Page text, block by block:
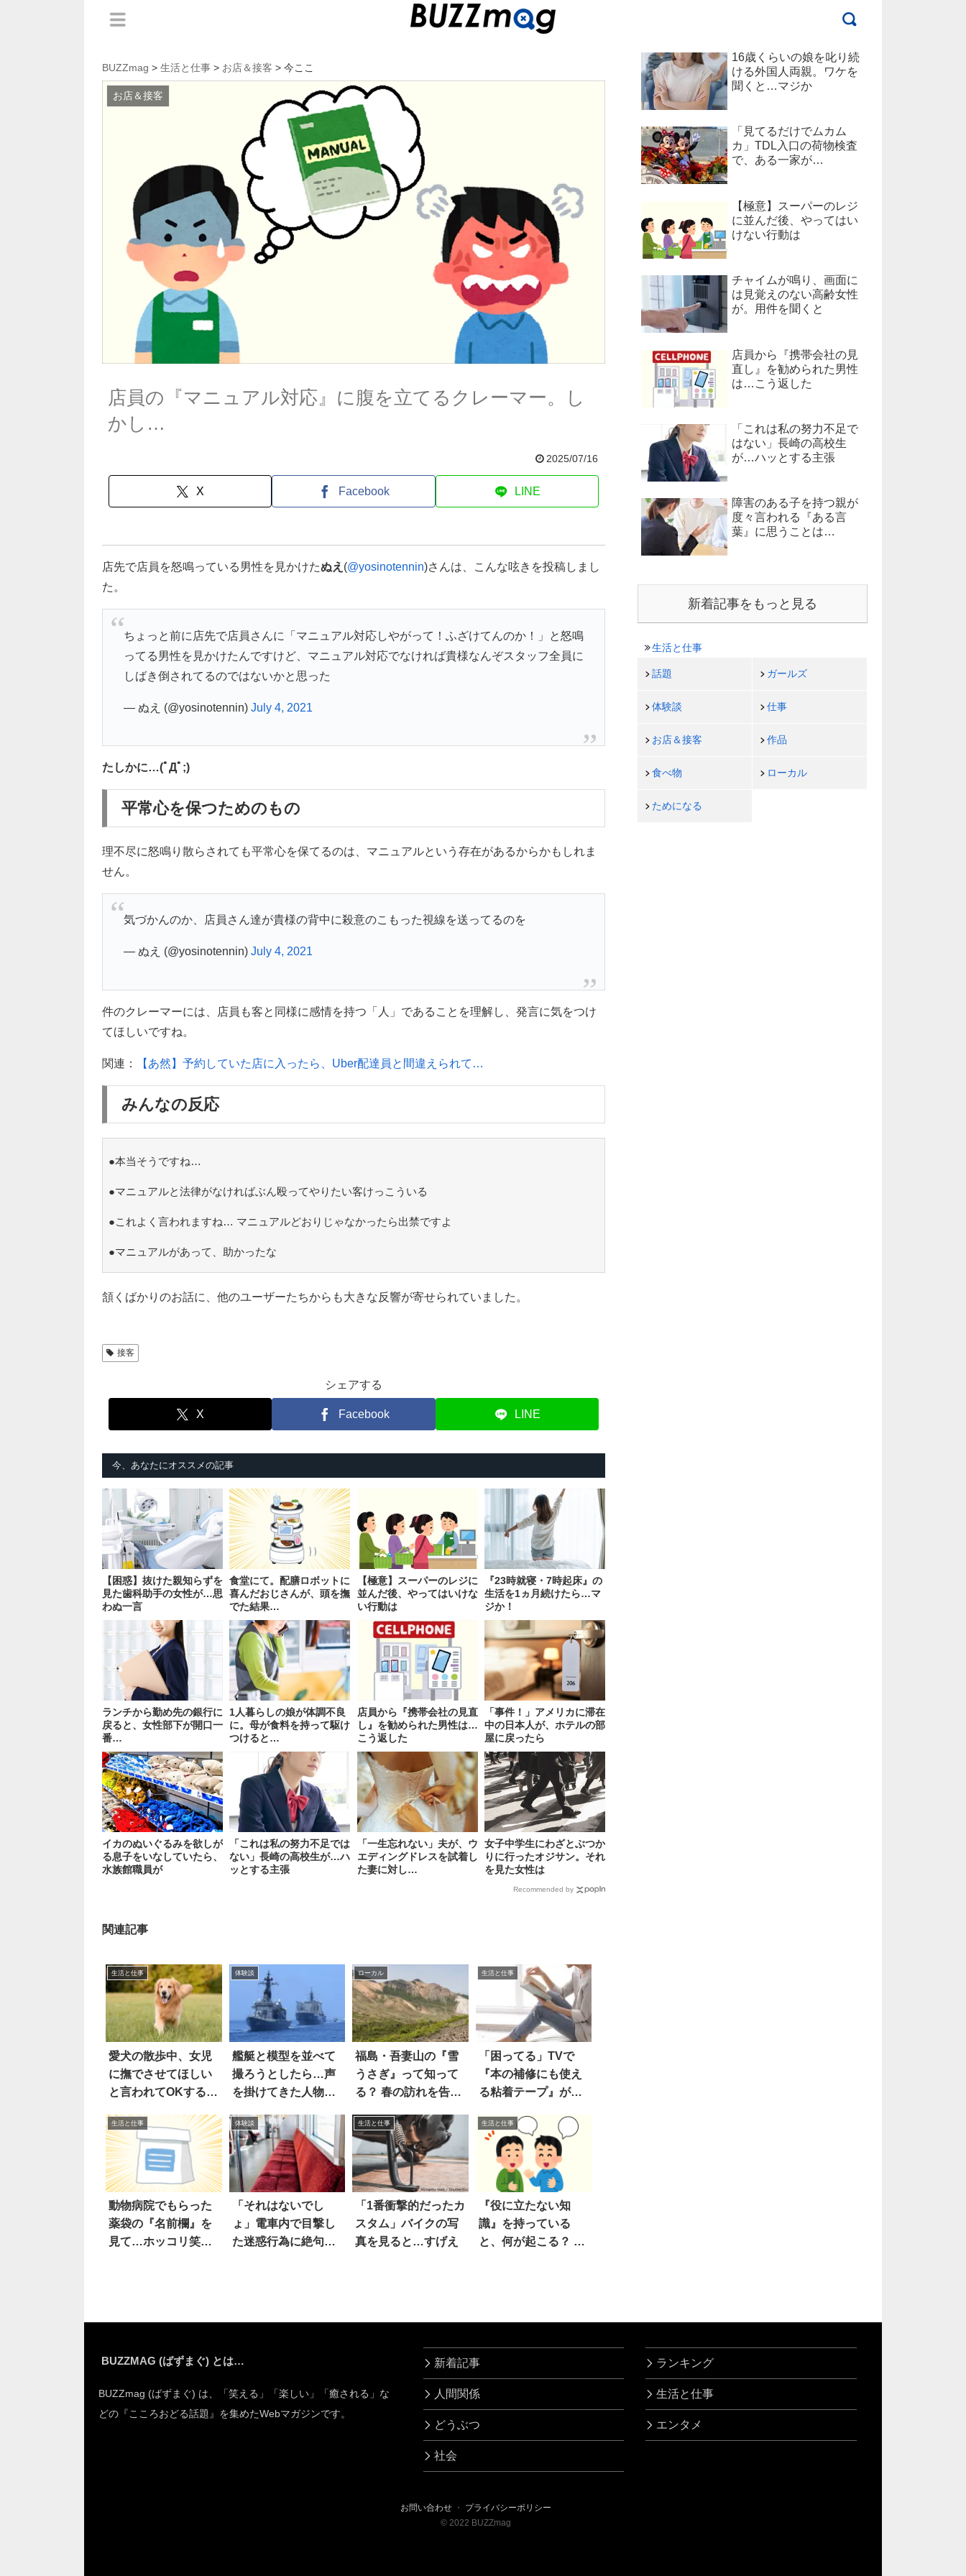
BUZZmag > 生活と仕事 > お店＆接客 > 今ここ
お店＆接客
店員の『マニュアル対応』に腹を立てるクレーマー。し
かし…
2025/07/16
X Facebook LINE
店先で店員を怒鳴っている男性を見かけたぬえ (@yosinotennin)さんは、こんな呟きを投稿しまし
た。
ちょっと前に店先で店員さんに「マニュアル対応しやがって！ふざけてんのか！」と怒鳴
ってる男性を見かけたんですけど、マニュアル対応でなければ貴様なんぞスタッフ全員に
しばき倒されてるのではないかと思った
— ぬえ (@yosinotennin) July 4, 2021
たしかに…(ﾟДﾟ;)
平常心を保つためのもの
理不尽に怒鳴り散らされても平常心を保てるのは、マニュアルという存在があるからかもしれま
せん。
気づかんのか、店員さん達が貴様の背中に殺意のこもった視線を送ってるのを
— ぬえ (@yosinotennin) July 4, 2021
件のクレーマーには、店員も客と同様に感情を持つ「人」であることを理解し、発言に気をつけ
てほしいですね。
関連： 【あ然】予約していた店に入ったら、Uber配達員と間違えられて…
みんなの反応
●本当そうですね…
●マニュアルと法律がなければぶん殴ってやりたい客けっこういる
●これよく言われますね… マニュアルどおりじゃなかったら出禁ですよ
●マニュアルがあって、助かったな
頷くばかりのお話に、他のユーザーたちからも大きな反響が寄せられていました。
接客
シェアする
X Facebook LINE
今、あなたにオススメの記事
【困惑】抜けた親知らずを
見た歯科助手の女性が…思
わぬ一言
食堂にて。配膳ロボットに
喜んだおじさんが、頭を撫
でた結果…
【極意】スーパーのレジに
並んだ後、やってはいけな
い行動は
『23時就寝・7時起床』の
生活を1ヵ月続けたら…マ
ジか！
ランチから勤め先の銀行に
戻ると、女性部下が開口一
番…
1人暮らしの娘が体調不良
に。母が食料を持って駆け
つけると…
店員から『携帯会社の見直
し』を勧められた男性は…
こう返した
「事件！」アメリカに滞在
中の日本人が、ホテルの部
屋に戻ったら
イカのぬいぐるみを欲しが
る息子をいなしていたら、
水族館職員が
「これは私の努力不足では
ない」長崎の高校生が…ハ
ッとする主張
「一生忘れない」夫が、ウ
エディングドレスを試着し
た妻に対し…
女子中学生にわざとぶつか
りに行ったオジサン。それ
を見た女性は
Recommended by
関連記事
生活と仕事
愛犬の散歩中、女児
に撫でさせてほしい
と言われてOKする
体験談
艦艇と模型を並べて
撮ろうとしたら…声
を掛けてきた人物に
ローカル
福島・吾妻山の『雪
うさぎ』って知って
る？ 春の訪れを告げ
話題に
生活と仕事
「困ってる」TVで
『本の補修にも使え
る粘着テープ』が紹
生活と仕事
動物病院でもらった
薬袋の『名前欄』を
見て…ホッコリ笑っ
体験談
「それはないでし
ょ」電車内で目撃し
た迷惑行為に絶句し
生活と仕事
「1番衝撃的だったカ
スタム」バイクの写
真を見ると…すげえ
生活と仕事
『役に立たない知
識』を持っている
と、何が起こる？ あ
16歳くらいの娘を叱り続
ける外国人両親。ワケを
聞くと…マジか
「見てるだけでムカム
カ」TDL入口の荷物検査
で、ある一家が…
【極意】スーパーのレジ
に並んだ後、やってはい
けない行動は
チャイムが鳴り、画面に
は見覚えのない高齢女性
が。用件を聞くと
店員から『携帯会社の見
直し』を勧められた男性
は…こう返した
「これは私の努力不足で
はない」長崎の高校生
が…ハッとする主張
障害のある子を持つ親が
度々言われる『ある言
葉』に思うことは…
新着記事をもっと見る
生活と仕事
話題 ガールズ
体験談 仕事
お店＆接客 作品
食べ物 ローカル
ためになる
BUZZMAG (ばずまぐ) とは…
BUZZmag (ばずまぐ) は、「笑える」「楽しい」「癒される」な
どの『こころおどる話題』を集めたWebマガジンです。
新着記事
人間関係
どうぶつ
社会
ランキング
生活と仕事
エンタメ
お問い合わせ ・ プライバシーポリシー
© 2022 BUZZmag